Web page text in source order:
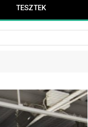
TESZTEK